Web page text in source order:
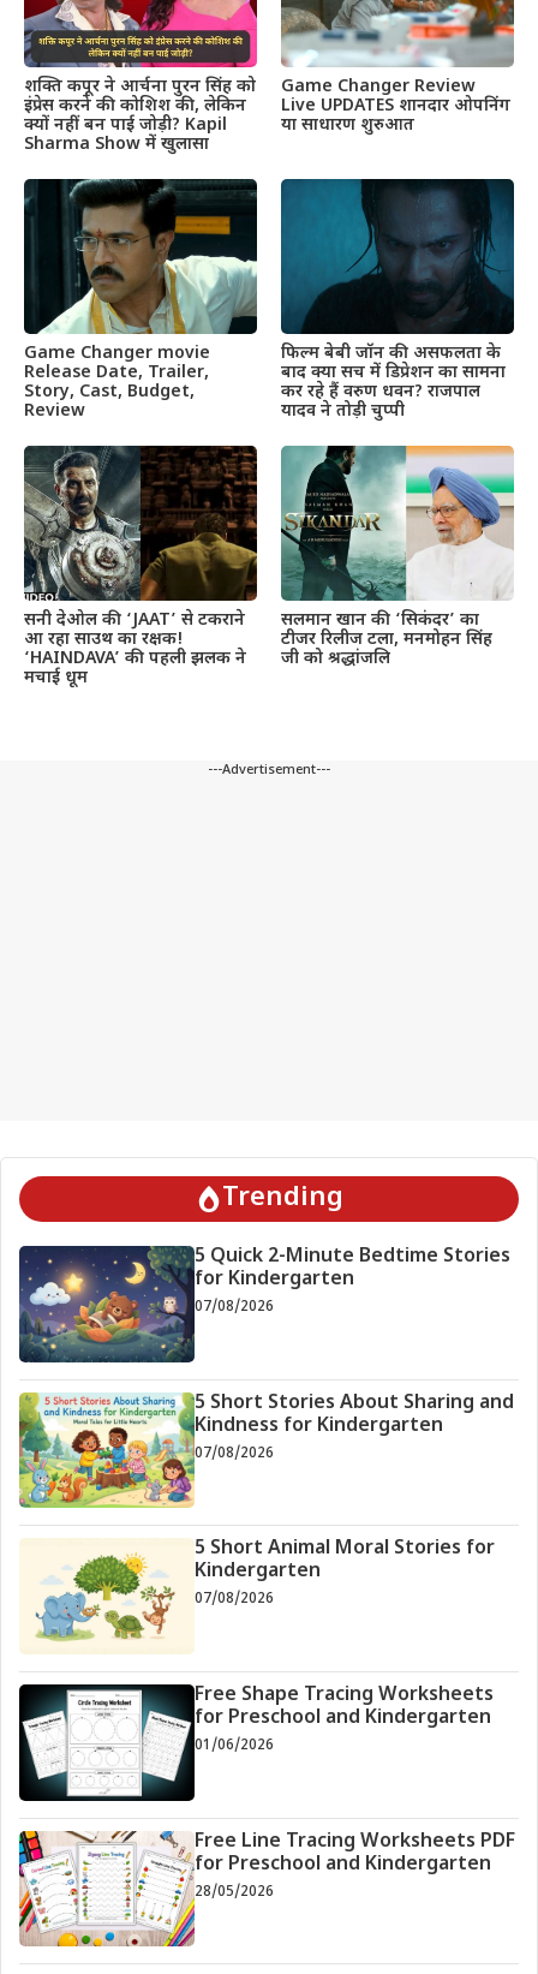
शक्ति कपूर ने आर्चना पुरन सिंह को
इंप्रेस करने की कोशिश की, लेकिन
क्यों नहीं बन पाई जोड़ी? Kapil
Sharma Show में खुलासा
Game Changer Review
Live UPDATES शानदार ओपनिंग
या साधारण शुरुआत
Game Changer movie
Release Date, Trailer,
Story, Cast, Budget,
Review
फिल्म बेबी जॉन की असफलता के
बाद क्या सच में डिप्रेशन का सामना
कर रहे हैं वरुण धवन? राजपाल
यादव ने तोड़ी चुप्पी
सनी देओल की ‘JAAT’ से टकराने
आ रहा साउथ का रक्षक!
‘HAINDAVA’ की पहली झलक ने
मचाई धूम
सलमान खान की ‘सिकंदर’ का
टीजर रिलीज टला, मनमोहन सिंह
जी को श्रद्धांजलि
---Advertisement---
Trending
5 Quick 2-Minute Bedtime Stories
for Kindergarten
07/08/2026
5 Short Stories About Sharing and
Kindness for Kindergarten
07/08/2026
5 Short Animal Moral Stories for
Kindergarten
07/08/2026
Free Shape Tracing Worksheets
for Preschool and Kindergarten
01/06/2026
Free Line Tracing Worksheets PDF
for Preschool and Kindergarten
28/05/2026